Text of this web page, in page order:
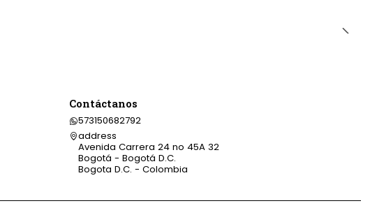
Contáctanos
573150682792
address
Avenida Carrera 24 no 45A 32
Bogotá - Bogotá D.C.
Bogota D.C. - Colombia